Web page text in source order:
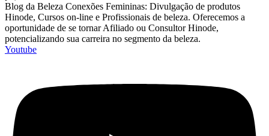
Blog da Beleza Conexões Femininas: Divulgação de produtos
Hinode, Cursos on-line e Profissionais de beleza. Oferecemos a
oportunidade de se tornar Afiliado ou Consultor Hinode,
potencializando sua carreira no segmento da beleza.
Youtube